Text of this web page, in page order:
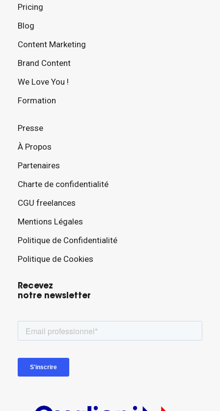
Pricing
Blog
Content Marketing
Brand Content
We Love You !
Formation
Presse
À Propos
Partenaires
Charte de confidentialité
CGU freelances
Mentions Légales
Politique de Confidentialité
Politique de Cookies
Recevez
notre newsletter